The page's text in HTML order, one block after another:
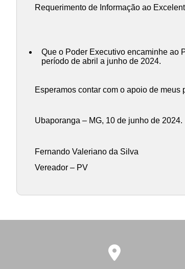
Requerimento de Informação ao
Que o Poder Executivo encaminhe ao
período de abril a junho de 2024.
Esperamos contar com o apoio de
Ubaporanga – MG, 10 de junho de 2024.
Fernando Valeriano da Silva
Vereador – PV